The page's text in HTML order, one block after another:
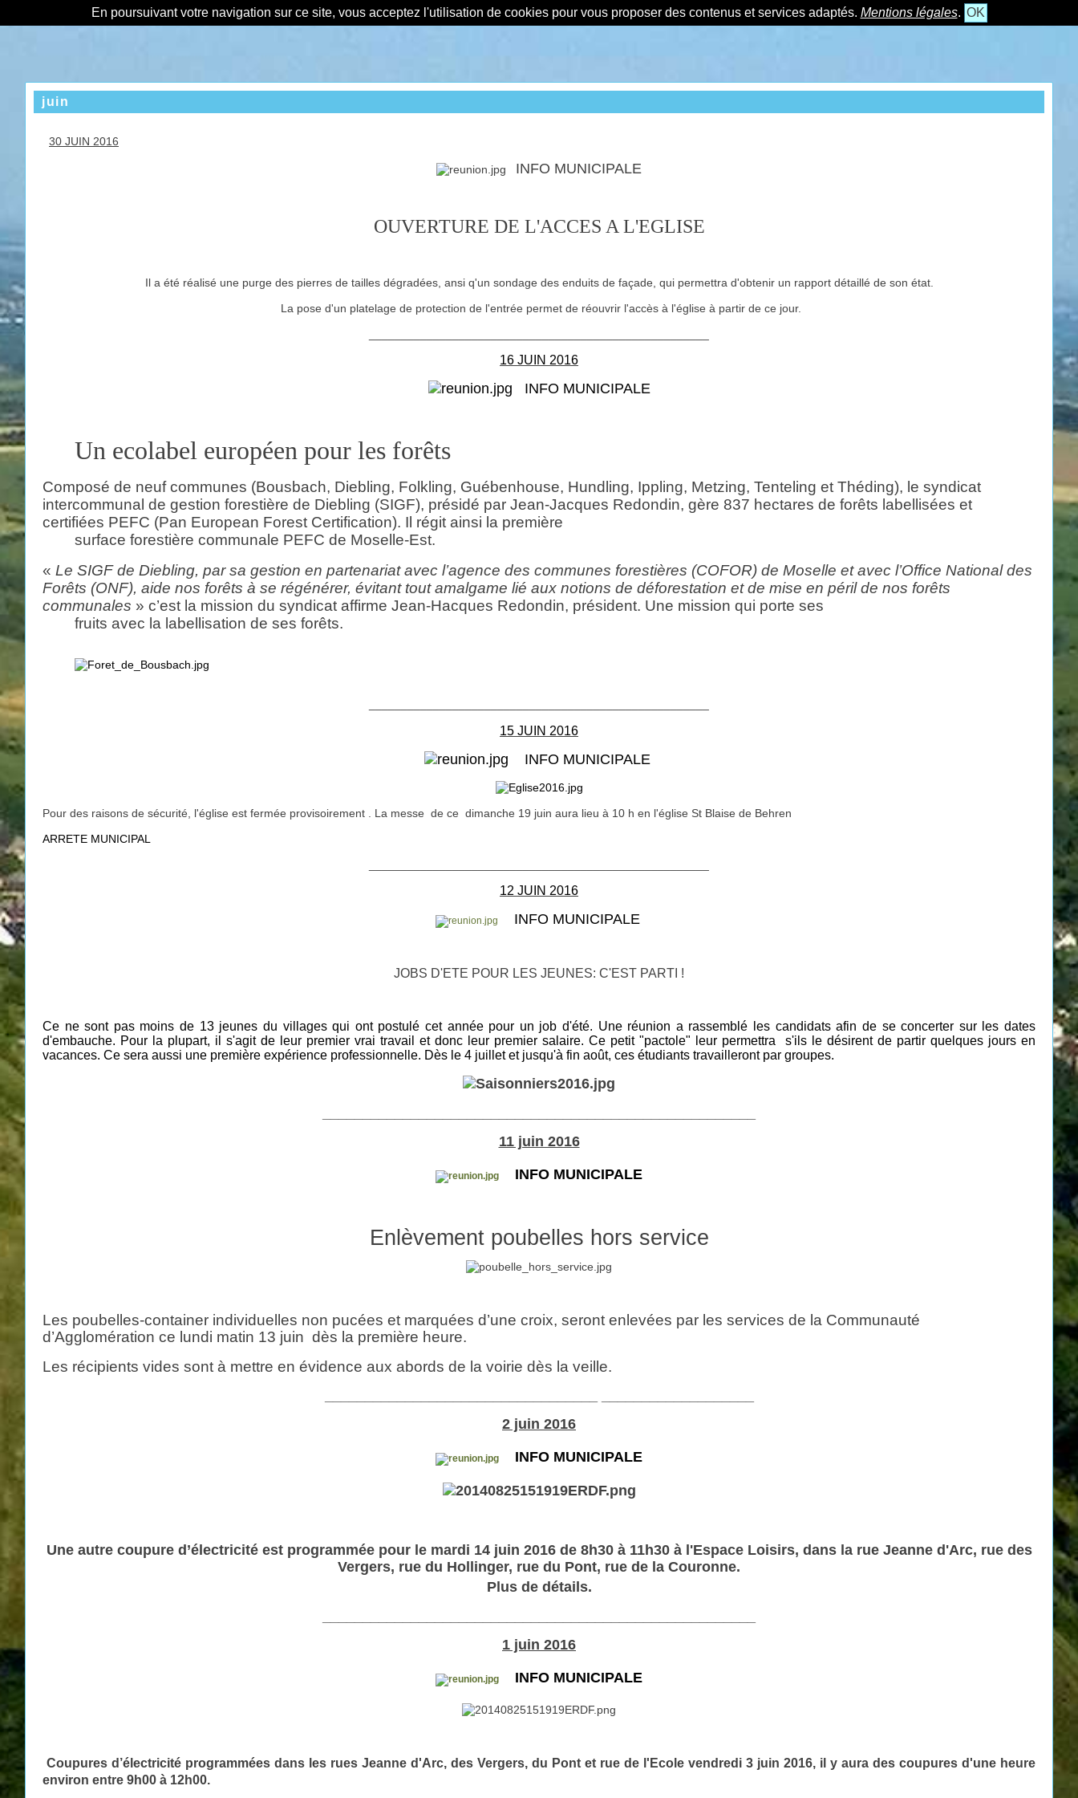
En poursuivant votre navigation sur ce site, vous acceptez l'utilisation de cookies pour vous proposer des contenus et services adaptés. Mentions légales. OK
juin
30 JUIN 2016
INFO MUNICIPALE
OUVERTURE DE L'ACCES A L'EGLISE
Il a été réalisé une purge des pierres de tailles dégradées, ansi q'un sondage des enduits de façade, qui permettra d'obtenir un rapport détaillé de son état.
La pose d'un platelage de protection de l'entrée permet de réouvrir l'accès à l'église à partir de ce jour.
16 JUIN 2016
INFO MUNICIPALE
Un ecolabel européen pour les forêts
Composé de neuf communes (Bousbach, Diebling, Folkling, Guébenhouse, Hundling, Ippling, Metzing, Tenteling et Théding), le syndicat
intercommunal de gestion forestière de Diebling (SIGF), présidé par Jean-Jacques Redondin, gère 837 hectares de forêts labellisées et
certifiées PEFC (Pan European Forest Certification). Il régit ainsi la première
surface forestière communale PEFC de Moselle-Est.
« Le SIGF de Diebling, par sa gestion en partenariat avec l’agence des communes forestières (COFOR) de Moselle et avec l’Office National des
Forêts (ONF), aide nos forêts à se régénérer, évitant tout amalgame lié aux notions de déforestation et de mise en péril de nos forêts
communales » c’est la mission du syndicat affirme Jean-Hacques Redondin, président. Une mission qui porte ses
fruits avec la labellisation de ses forêts.
15 JUIN 2016
INFO MUNICIPALE
Pour des raisons de sécurité, l'église est fermée provisoirement . La messe de ce dimanche 19 juin aura lieu à 10 h en l'église St Blaise de Behren
ARRETE MUNICIPAL
12 JUIN 2016
INFO MUNICIPALE
JOBS D'ETE POUR LES JEUNES: C'EST PARTI !
Ce ne sont pas moins de 13 jeunes du villages qui ont postulé cet année pour un job d'été. Une réunion a rassemblé les candidats afin de se concerter sur les dates
d'embauche. Pour la plupart, il s'agit de leur premier vrai travail et donc leur premier salaire. Ce petit "pactole" leur permettra s'ils le désirent de partir quelques jours en
vacances. Ce sera aussi une première expérience professionnelle. Dès le 4 juillet et jusqu'à fin août, ces étudiants travailleront par groupes.
11 juin 2016
INFO MUNICIPALE
Enlèvement poubelles hors service
Les poubelles-container individuelles non pucées et marquées d’une croix, seront enlevées par les services de la Communauté
d’Agglomération ce lundi matin 13 juin dès la première heure.
Les récipients vides sont à mettre en évidence aux abords de la voirie dès la veille.
2 juin 2016
INFO MUNICIPALE
Une autre coupure d’électricité est programmée pour le mardi 14 juin 2016 de 8h30 à 11h30 à l'Espace Loisirs, dans la rue Jeanne d'Arc, rue des
Vergers, rue du Hollinger, rue du Pont, rue de la Couronne.
Plus de détails.
1 juin 2016
INFO MUNICIPALE
Coupures d’électricité programmées dans les rues Jeanne d'Arc, des Vergers, du Pont et rue de l'Ecole vendredi 3 juin 2016, il y aura des coupures d'une heure
environ entre 9h00 à 12h00.